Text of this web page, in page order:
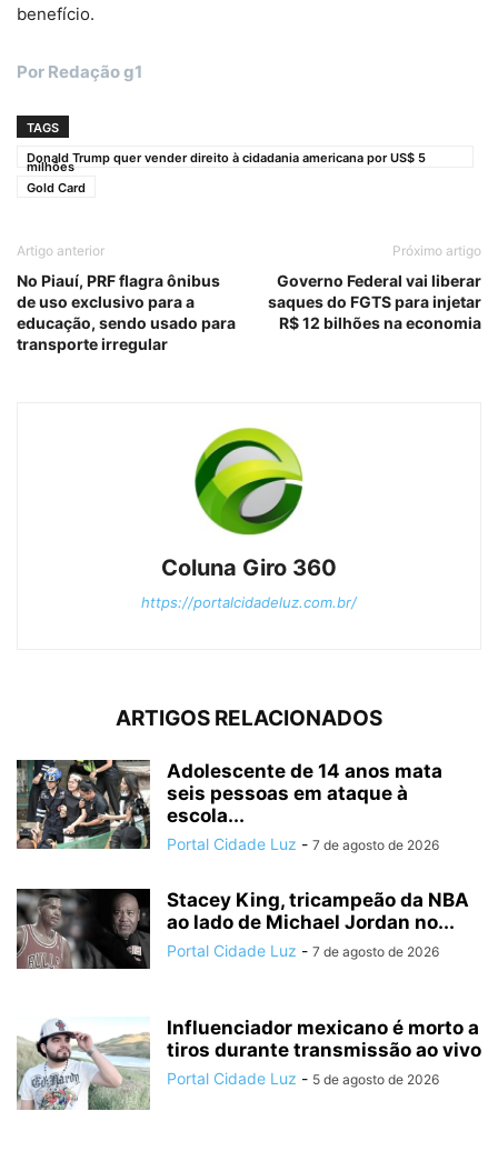
benefício.
Por Redação g1
TAGS
Donald Trump quer vender direito à cidadania americana por US$ 5
milhões
Gold Card
Artigo anterior
No Piauí, PRF flagra ônibus
de uso exclusivo para a
educação, sendo usado para
transporte irregular
Próximo artigo
Governo Federal vai liberar
saques do FGTS para injetar
R$ 12 bilhões na economia
Coluna Giro 360
https://portalcidadeluz.com.br/
ARTIGOS RELACIONADOS
Adolescente de 14 anos mata
seis pessoas em ataque à
escola...
Portal Cidade Luz - 7 de agosto de 2026
Stacey King, tricampeão da NBA
ao lado de Michael Jordan no...
Portal Cidade Luz - 7 de agosto de 2026
Influenciador mexicano é morto a
tiros durante transmissão ao vivo
Portal Cidade Luz - 5 de agosto de 2026